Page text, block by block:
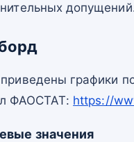
графики
ФАОСТАТ: https://
значения